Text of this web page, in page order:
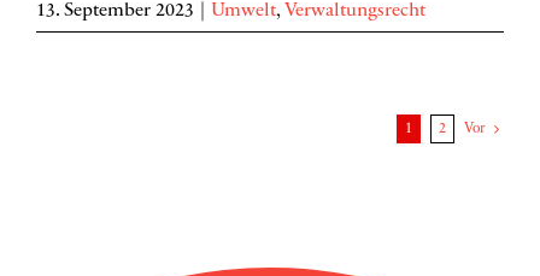
13. September 2023 Umwelt, Verwaltungsrecht
1 2 Vor